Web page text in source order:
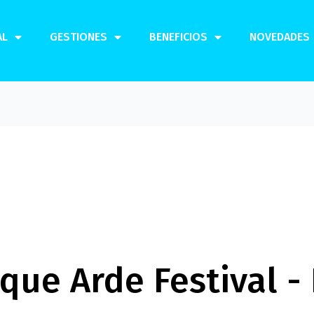
GESTIONES BENEFICIOS NOVEDADES
Arde Festival -